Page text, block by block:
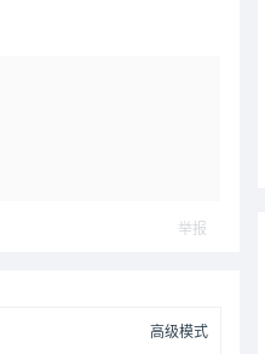
举报
高级模式